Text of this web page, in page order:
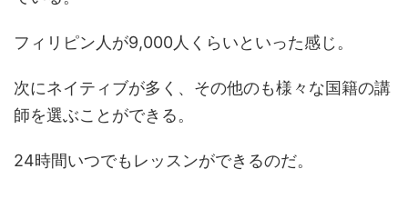
フィリピン人が9,000人くらいといった感じ。
次にネイティブが多く、その他のも様々な国籍の講
師を選ぶことができる。
24時間いつでもレッスンができるのだ。